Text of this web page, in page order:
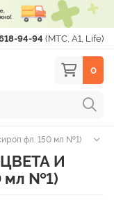
94-94 (МТС, A1, Life)
0
фл. 150 мл №1)
И
мл №1)